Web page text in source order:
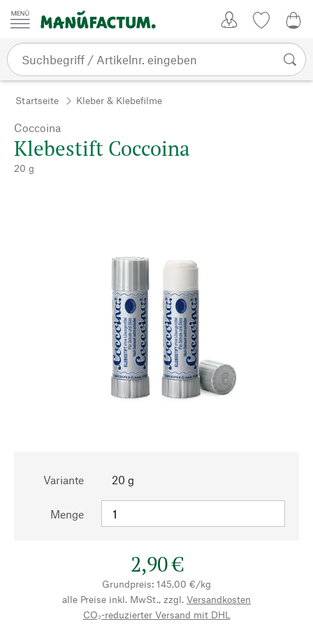
Zum Inhalt springen
Startseite Kleber & Klebefilme
Coccoina
Klebestift Coccoina
20 g
Variante 20 g
Menge
2,90 €
Grundpreis: 145,00 €/kg
alle Preise inkl. MwSt., zzgl. Versandkosten
CO₂-reduzierter Versand mit DHL